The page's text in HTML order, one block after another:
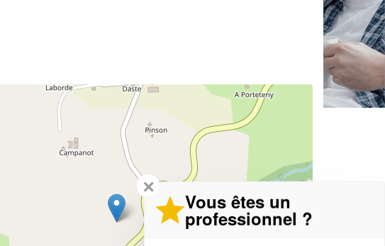
✕
Vous êtes un
professionnel ?